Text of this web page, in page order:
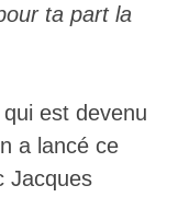
ta part la
est devenu
a lancé ce
Jacques